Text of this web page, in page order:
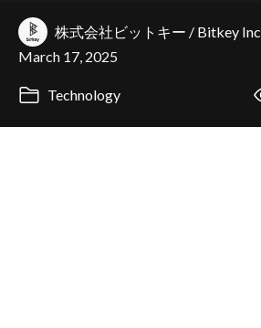
株式会社ビットキー / Bitkey Inc.
March 17, 2025
Technology